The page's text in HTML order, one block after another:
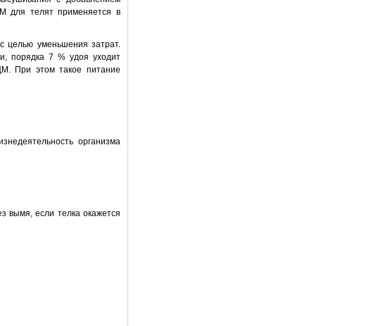
для телят применяется в
целью уменьшения затрат.
порядка 7 % удоя уходит
При этом такое питание
организма
вымя, если телка окажется